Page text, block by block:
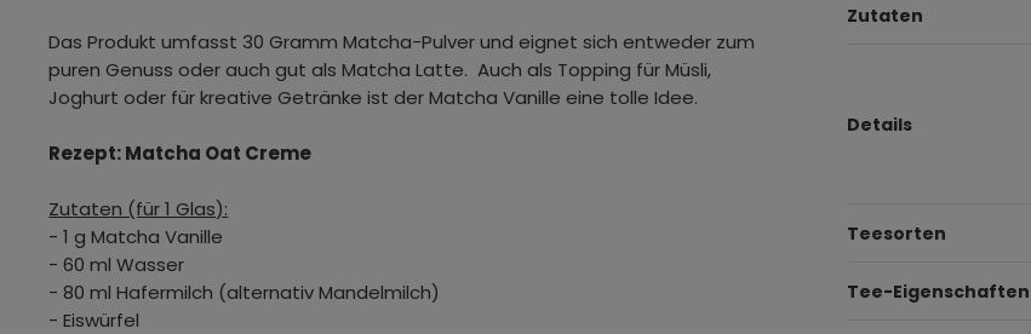
Das Produkt umfasst 30 Gramm Matcha-Pulver und eignet sich entweder zum
puren Genuss oder auch gut als Matcha Latte. Auch als Topping für Müsli,
Joghurt oder für kreative Getränke ist der Matcha Vanille eine tolle Idee.
Rezept: Matcha Oat Creme
Zutaten (für 1 Glas):
- 1 g Matcha Vanille
- 60 ml Wasser
- 80 ml Hafermilch (alternativ Mandelmilch)
- Eiswürfel
Zutaten
Details
Teesorten
Tee-Eigenschaften